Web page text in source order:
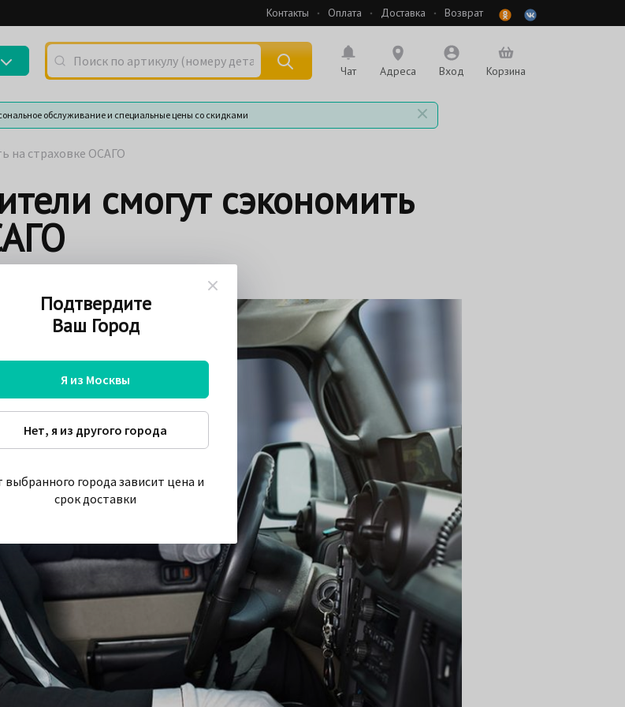
Контакты Оплата Доставка Возврат
Поиск по артикулу (номеру детали) или по названию
Чат Адреса Вход Корзина
обслуживание и специальные цены со скидками
на страховке ОСАГО
смогут сэкономить
Подтвердите
Ваш Город
Я из Москвы
Нет, я из другого города
выбранного города зависит цена и
срок доставки